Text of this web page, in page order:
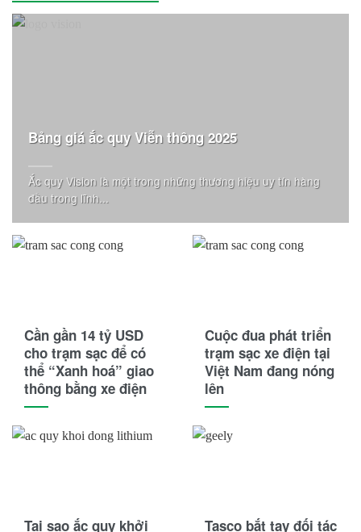
Bảng giá ắc quy Viễn thông 2025
Ắc quy Vision là một trong những thương hiệu uy tín hàng
đầu trong lĩnh...
Cần gần 14 tỷ USD
cho trạm sạc để có
thể “Xanh hoá” giao
thông bằng xe điện
Cuộc đua phát triển
trạm sạc xe điện tại
Việt Nam đang nóng
lên
Tại sao ắc quy khởi
Tasco bắt tay đối tác